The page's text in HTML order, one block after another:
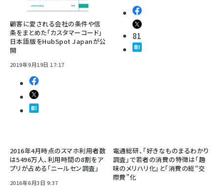
顧客に愛される会社の条件や信
条をまとめた「カスタマーコード」
日本語版をHubSpot Japanが公
開
2019年9月19日 17:17
81
2016年4月時点のスマホ利用者数
は5496万人、利用時間の8割をア
プリが占める「ニールセン調査」
2016年6月3日 9:37
電通総研、「好きなものまるわかり
調査」で若者の消費の特徴は「趣
味のメリハリ化」と「消費の総“交
際費”化